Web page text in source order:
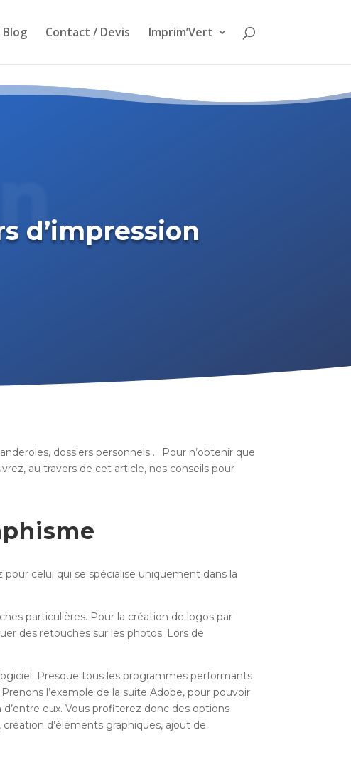
Blog Contact / Devis Imprim’Vert
d’impression
dossiers personnels … Pour n’obtenir que
au travers de cet article, nos conseils pour
pour celui qui se spécialise uniquement dans la
particulières. Pour la création de logos par
des retouches sur les photos. Lors de
Presque tous les programmes performants
l’exemple de la suite Adobe, pour pouvoir
d’entre eux. Vous profiterez donc des options
d’éléments graphiques, ajout de